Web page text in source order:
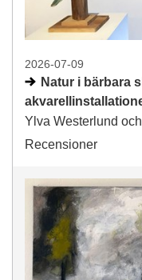
2026-07-09
Natur i bärbara
Ylva Westerlund
Recensioner